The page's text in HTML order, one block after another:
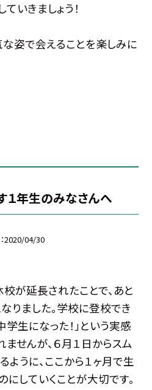
いきましょう！
姿で会えることを楽しみに
１年生のみなさんへ
2020/04/30
校が延長されたことで、あと
りました。学校に登校でき
学生になった！」という実感
せんが、６月１日からスム
うに、ここから１ヶ月で生
していくことが大切です。